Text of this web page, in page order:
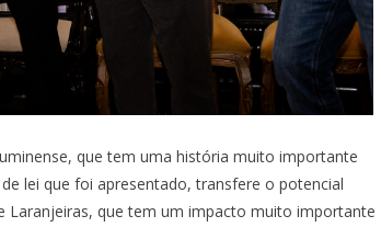
que tem uma história muito importante
lei que foi apresentado, transfere o potencial
Laranjeiras, que tem um impacto muito importante